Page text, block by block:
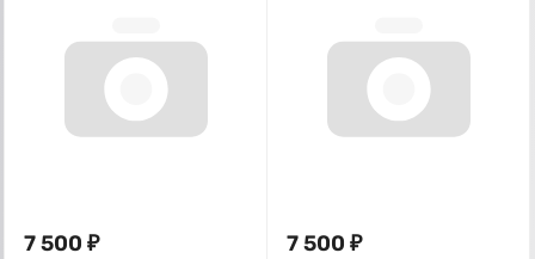
7 500 ₽ 7 500 ₽